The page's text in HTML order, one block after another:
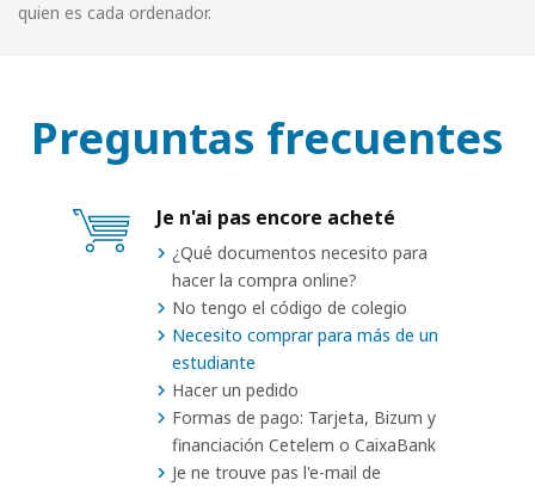
quien es cada ordenador.
Preguntas frecuentes
Je n'ai pas encore acheté
¿Qué documentos necesito para
hacer la compra online?
No tengo el código de colegio
Necesito comprar para más de un
estudiante
Hacer un pedido
Formas de pago: Tarjeta, Bizum y
financiación Cetelem o CaixaBank
Je ne trouve pas l'e-mail de